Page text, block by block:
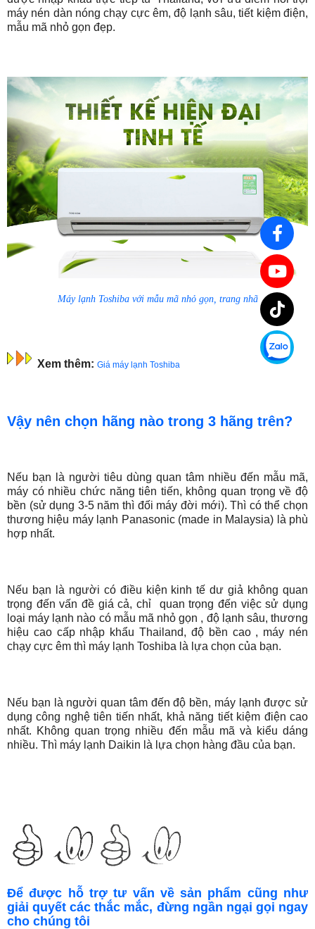
máy nén dàn nóng chạy cực êm, độ lạnh sâu, tiết kiệm điện,
mẫu mã nhỏ gọn đẹp.
Máy lạnh Toshiba với mẫu mã nhỏ gọn, trang nhã
Xem thêm: Giá máy lạnh Toshiba
Vậy nên chọn hãng nào trong 3 hãng trên?
Nếu bạn là người tiêu dùng quan tâm nhiều đến mẫu mã,
máy có nhiều chức năng tiên tiến, không quan trọng về độ
bền (sử dụng 3-5 năm thì đối máy đời mới). Thì có thể chọn
thương hiệu máy lạnh Panasonic (made in Malaysia) là phù
hợp nhất.
Nếu bạn là người có điều kiện kinh tế dư giả không quan
trọng đến vấn đề giá cả, chỉ quan trọng đến việc sử dụng
loại máy lạnh nào có mẫu mã nhỏ gọn , độ lạnh sâu, thương
hiệu cao cấp nhập khẩu Thailand, độ bền cao , máy nén
chạy cực êm thì máy lạnh Toshiba là lựa chọn của bạn.
Nếu bạn là người quan tâm đến độ bền, máy lạnh được sử
dụng công nghệ tiên tiến nhất, khả năng tiết kiệm điện cao
nhất. Không quan trọng nhiều đến mẫu mã và kiểu dáng
nhiều. Thì máy lạnh Daikin là lựa chọn hàng đầu của bạn.
Để được hỗ trợ tư vấn về sản phẩm cũng như
giải quyết các thắc mắc, đừng ngần ngại gọi ngay
cho chúng tôi